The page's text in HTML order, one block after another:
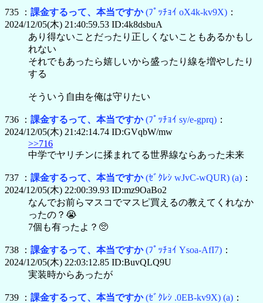
735 ： 課金するって、本当ですか(ﾌﾟｯﾁｮｲ oX4k-kv9X) ：
2024/12/05(木) 21:40:59.53 ID:4k8dsbuA
あり得ないことだったり正しくないこともあるかもし
れない
それでもあったら嬉しいから盛ったり線を増やしたり
する
そういう自由を俺は守りたい
736 ： 課金するって、本当ですか(ﾌﾟｯﾁｮｲ sy/e-gprq) ：
2024/12/05(木) 21:42:14.74 ID:GVqbW/mw
>>716
中学でヤリチンに揉まれてる世界線ならあった未来
737 ： 課金するって、本当ですか(ｾﾞｸﾚｼ wJvC-wQUR) (a) ：
2024/12/05(木) 22:00:39.93 ID:mz9OaBo2
なんでお前らマスコでマスピ買えるの教えてくれなか
ったの？😭
7個も有ったよ？🥺
738 ： 課金するって、本当ですか(ﾌﾟｯﾁｮｲ Ysoa-AfI7) ：
2024/12/05(木) 22:03:12.85 ID:BuvQLQ9U
実装時からあったが
739 ： 課金するって、本当ですか(ｾﾞｸﾚｼ .0EB-kv9X) (a) ：